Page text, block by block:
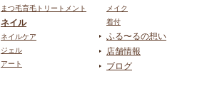
まつ毛育毛トリートメント
ネイル
ネイルケア
ジェル
アート
メイク
着付
ふる〜るの想い
店舗情報
ブログ